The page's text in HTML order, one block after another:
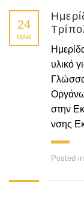
24
MAR
υλικό
στην
νσης
Posted